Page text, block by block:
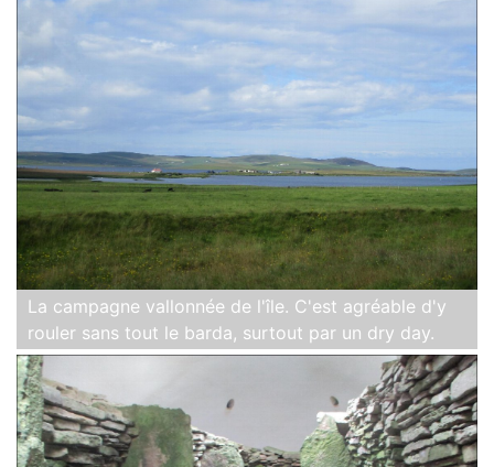
La campagne vallonnée de l'île. C'est agréable d'y
rouler sans tout le barda, surtout par un dry day.